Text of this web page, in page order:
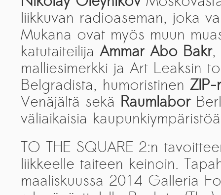
liikkuvan radioaseman, joka
Mukana ovat myös muun
katutaiteilija Ammar Abo Bakr,
malliesimerkki ja Art Leaksin
Belgradista, humoristinen
Venäjältä sekä Raumlabor
väliaikaisia
TO THE SQUARE 2:n
liikkeelle taiteen keinoin.
maaliskuussa 2014 Galleria
from Istanbul in Helsinki
UPCOMING EVENT 28th of May –
The ZAD: Merging Art Activism and
Everyday Life
URGENT UPDATE: Galal El-Behairy
to be sentenced in Military Court,
May 9.
GÜLIZAR DOGAN a new PM
MOBILE Resident in Helsinki
PRESS: THREE QUESTIONS TO
ERKAN ÖZGEN
PRESS: THREE QUESTIONS TO
PINAR ÖĞRENCI